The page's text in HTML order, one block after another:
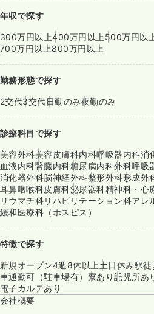
年収で探す
300万円以上400万円以上 500万円以
700万円以上800万円以上
勤務形態で探す
2交代3交代日勤のみ夜勤のみ
診療科目で探す
美容外科美容皮膚科内科呼吸器内科消
血液内科腎臓内科糖尿病内科外科呼吸
消化器外科脳神経外科整形外科形成外
耳鼻咽喉科皮膚科泌尿器科精神科・心
リウマチ科リハビリテーション科アレ
緩和医療科（ホスピス）
特徴で探す
新規オープン4週8休以上 土日休み駅徒
車通勤可（駐車場有） 寮あり託児所あ
電子カルテあり
会社概要